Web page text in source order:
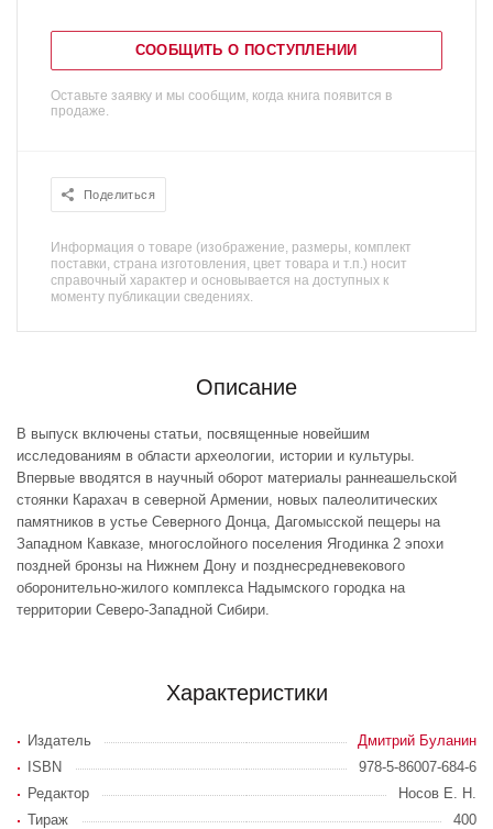
СООБЩИТЬ О ПОСТУПЛЕНИИ
Оставьте заявку и мы сообщим, когда книга появится в
продаже.
Поделиться
Информация о товаре (изображение, размеры, комплект
поставки, страна изготовления, цвет товара и т.п.) носит
справочный характер и основывается на доступных к
моменту публикации сведениях.
Описание
В выпуск включены статьи, посвященные новейшим
исследованиям в области археологии, истории и культуры.
Впервые вводятся в научный оборот материалы раннеашельской
стоянки Карахач в северной Армении, новых палеолитических
памятников в устье Северного Донца, Дагомысской пещеры на
Западном Кавказе, многослойного поселения Ягодинка 2 эпохи
поздней бронзы на Нижнем Дону и позднесредневекового
оборонительно-жилого комплекса Надымского городка на
территории Северо-Западной Сибири.
Характеристики
Издатель
Дмитрий Буланин
ISBN
978-5-86007-684-6
Редактор
Носов Е. Н.
Тираж
400